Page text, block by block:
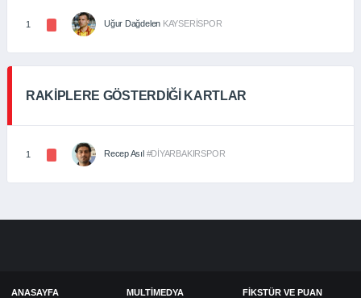
1 Uğur Dağdelen KAYSERİSPOR
RAKİPLERE GÖSTERDİĞİ KARTLAR
1 Recep Asıl#DİYARBAKIRSPOR
ANASAYFA MULTIMEDYA FIKSTÜR VE PUAN